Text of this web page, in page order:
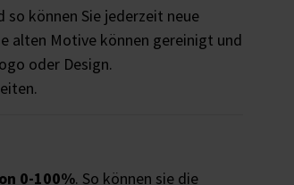
so können Sie jederzeit neue
alten Motive können gereinigt und
oder Design.
0-100%. So können sie die